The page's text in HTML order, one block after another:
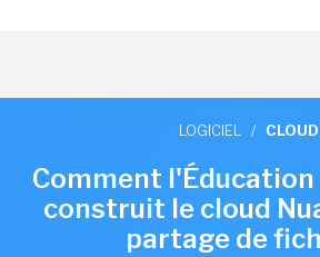
LOGICIEL / CLOUD
Comment
construit le cloud
partage de